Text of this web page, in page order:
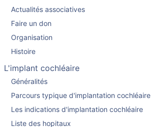
Actualités associatives
Faire un don
Organisation
Histoire
L'implant cochléaire
Généralités
Parcours typique d'implantation cochléaire
Les indications d'implantation cochléaire
Liste des hopitaux